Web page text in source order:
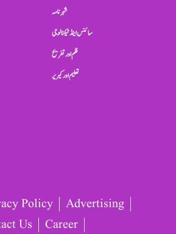
شہرنامہ
سائنس اینڈ ٹیکنالوجی
فلم اور تفریح
تعلیم اور کیریر
Policy
Advertising
Us
Career